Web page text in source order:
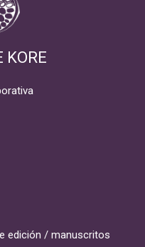
KORE
edición / manuscritos